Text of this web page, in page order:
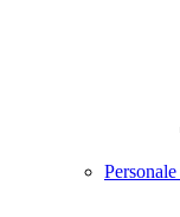
Personale